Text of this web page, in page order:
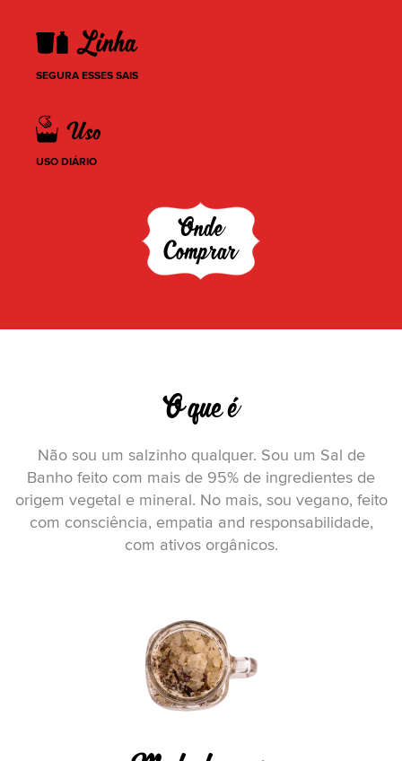
SEGURA ESSES SAIS
USO DIÁRIO
Onde
Comprar
O que é
Não sou um salzinho qualquer. Sou um Sal de
Banho feito com mais de 95% de ingredientes de
origem vegetal e mineral. No mais, sou vegano, feito
com consciência, empatia and responsabilidade,
com ativos orgânicos.